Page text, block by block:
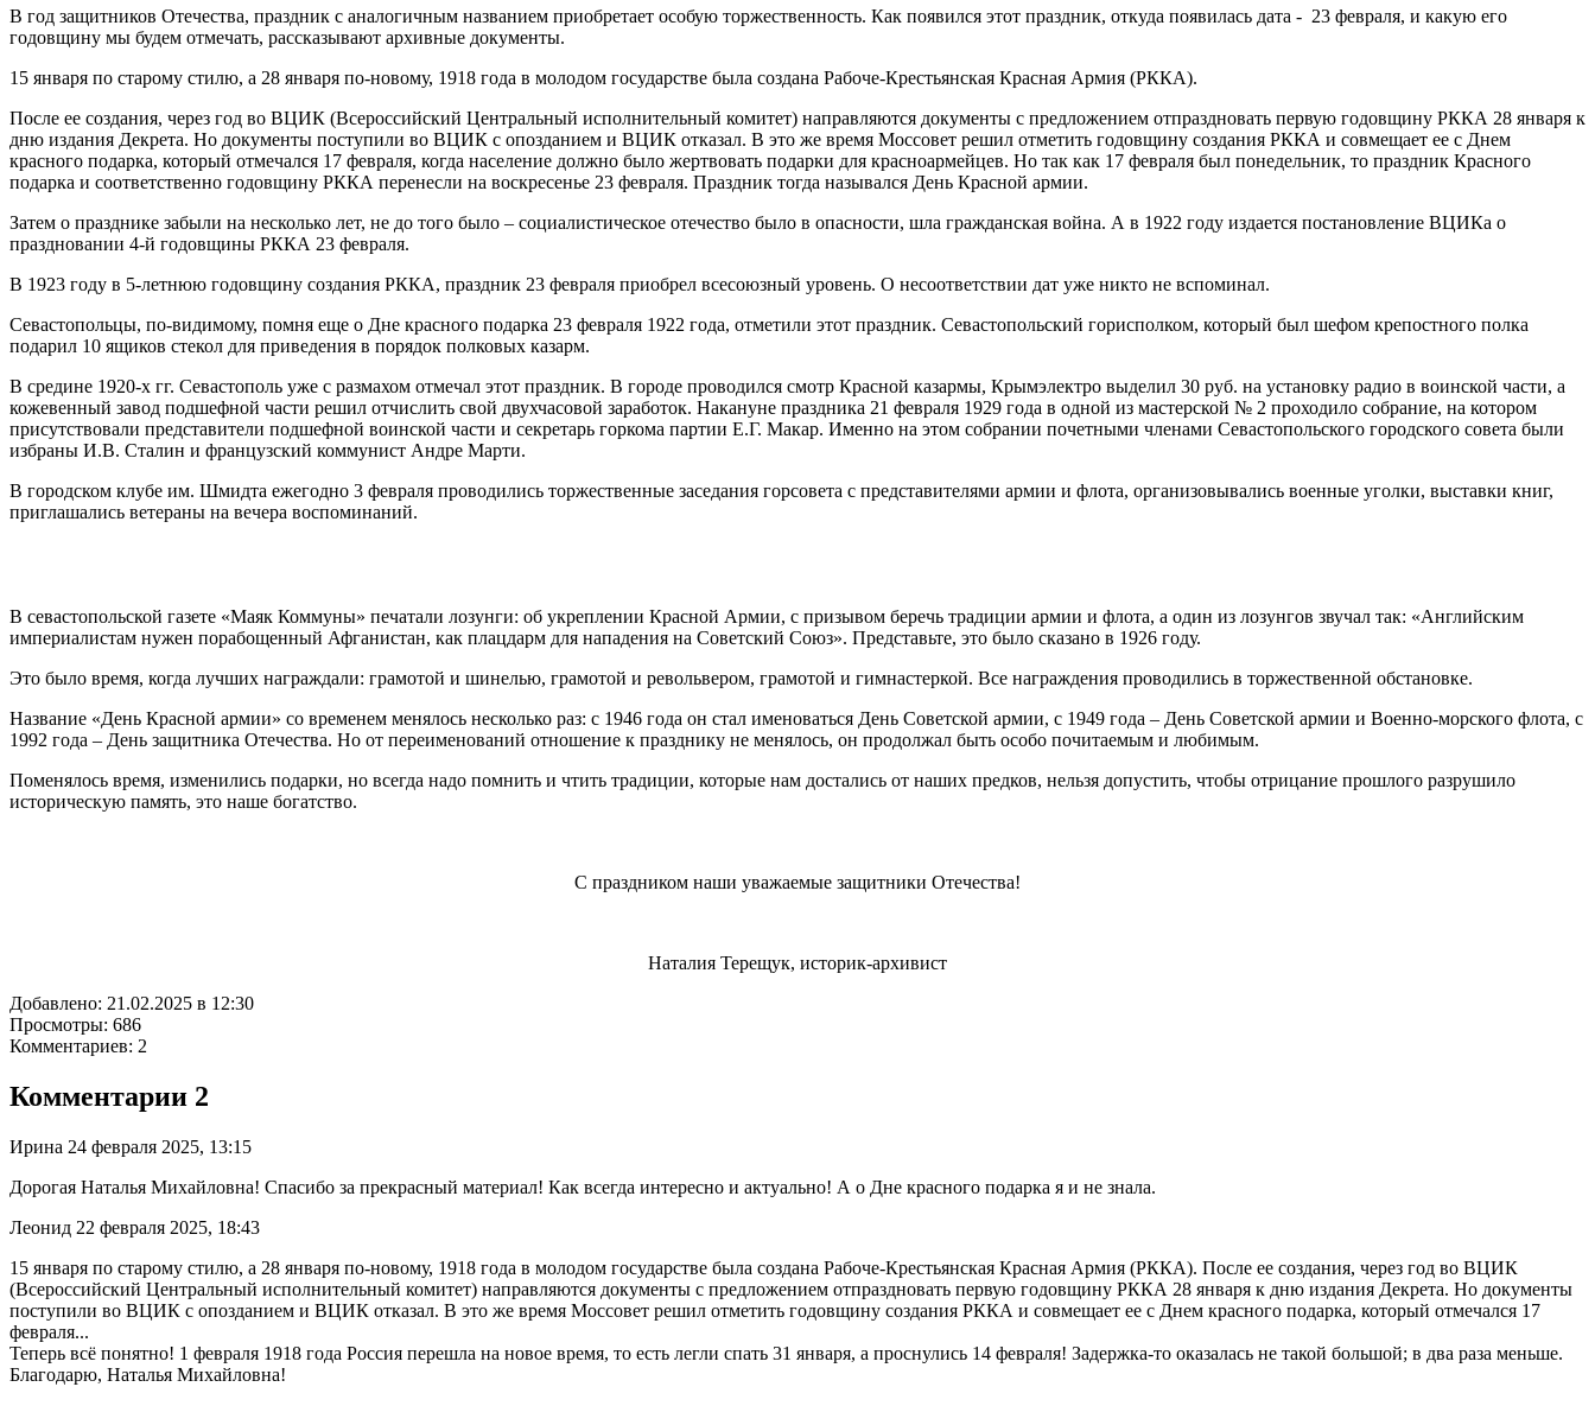
В год защитников Отечества, праздник с аналогичным названием приобретает особую торжественность. Как появился этот праздник, откуда появилась дата - 23 февраля, и какую его
годовщину мы будем отмечать, рассказывают архивные документы.
15 января по старому стилю, а 28 января по-новому, 1918 года в молодом государстве была создана Рабоче-Крестьянская Красная Армия (РККА).
После ее создания, через год во ВЦИК (Всероссийский Центральный исполнительный комитет) направляются документы с предложением отпраздновать первую годовщину РККА 28 января к
дню издания Декрета. Но документы поступили во ВЦИК с опозданием и ВЦИК отказал. В это же время Моссовет решил отметить годовщину создания РККА и совмещает ее с Днем
красного подарка, который отмечался 17 февраля, когда население должно было жертвовать подарки для красноармейцев. Но так как 17 февраля был понедельник, то праздник Красного
подарка и соответственно годовщину РККА перенесли на воскресенье 23 февраля. Праздник тогда назывался День Красной армии.
Затем о празднике забыли на несколько лет, не до того было – социалистическое отечество было в опасности, шла гражданская война. А в 1922 году издается постановление ВЦИКа о
праздновании 4-й годовщины РККА 23 февраля.
В 1923 году в 5-летнюю годовщину создания РККА, праздник 23 февраля приобрел всесоюзный уровень. О несоответствии дат уже никто не вспоминал.
Севастопольцы, по-видимому, помня еще о Дне красного подарка 23 февраля 1922 года, отметили этот праздник. Севастопольский горисполком, который был шефом крепостного полка
подарил 10 ящиков стекол для приведения в порядок полковых казарм.
В средине 1920-х гг. Севастополь уже с размахом отмечал этот праздник. В городе проводился смотр Красной казармы, Крымэлектро выделил 30 руб. на установку радио в воинской части, а
кожевенный завод подшефной части решил отчислить свой двухчасовой заработок. Накануне праздника 21 февраля 1929 года в одной из мастерской № 2 проходило собрание, на котором
присутствовали представители подшефной воинской части и секретарь горкома партии Е.Г. Макар. Именно на этом собрании почетными членами Севастопольского городского совета были
избраны И.В. Сталин и французский коммунист Андре Марти.
В городском клубе им. Шмидта ежегодно 3 февраля проводились торжественные заседания горсовета с представителями армии и флота, организовывались военные уголки, выставки книг,
приглашались ветераны на вечера воспоминаний.
В севастопольской газете «Маяк Коммуны» печатали лозунги: об укреплении Красной Армии, с призывом беречь традиции армии и флота, а один из лозунгов звучал так: «Английским
империалистам нужен порабощенный Афганистан, как плацдарм для нападения на Советский Союз». Представьте, это было сказано в 1926 году.
Это было время, когда лучших награждали: грамотой и шинелью, грамотой и револьвером, грамотой и гимнастеркой. Все награждения проводились в торжественной обстановке.
Название «День Красной армии» со временем менялось несколько раз: с 1946 года он стал именоваться День Советской армии, с 1949 года – День Советской армии и Военно-морского флота, с
1992 года – День защитника Отечества. Но от переименований отношение к празднику не менялось, он продолжал быть особо почитаемым и любимым.
Поменялось время, изменились подарки, но всегда надо помнить и чтить традиции, которые нам достались от наших предков, нельзя допустить, чтобы отрицание прошлого разрушило
историческую память, это наше богатство.
С праздником наши уважаемые защитники Отечества!
Наталия Терещук, историк-архивист
Добавлено: 21.02.2025 в 12:30
Просмотры: 686
Комментариев: 2
Комментарии 2
Ирина 24 февраля 2025, 13:15
Дорогая Наталья Михайловна! Спасибо за прекрасный материал! Как всегда интересно и актуально! А о Дне красного подарка я и не знала.
Леонид 22 февраля 2025, 18:43
15 января по старому стилю, а 28 января по-новому, 1918 года в молодом государстве была создана Рабоче-Крестьянская Красная Армия (РККА). После ее создания, через год во ВЦИК
(Всероссийский Центральный исполнительный комитет) направляются документы с предложением отпраздновать первую годовщину РККА 28 января к дню издания Декрета. Но документы
поступили во ВЦИК с опозданием и ВЦИК отказал. В это же время Моссовет решил отметить годовщину создания РККА и совмещает ее с Днем красного подарка, который отмечался 17
февраля...
Теперь всё понятно! 1 февраля 1918 года Россия перешла на новое время, то есть легли спать 31 января, а проснулись 14 февраля! Задержка-то оказалась не такой большой; в два раза меньше.
Благодарю, Наталья Михайловна!